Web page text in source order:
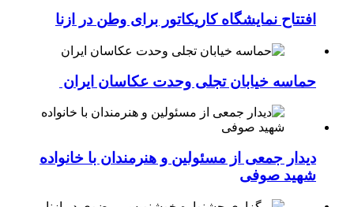
افتتاح نمایشگاه کاریکاتور برای وطن در ازنا
حماسه خیابان تجلی وحدت عکاسان ایران
دیدار جمعی از مسئولین و هنرمندان با خانواده
شهید صوفی